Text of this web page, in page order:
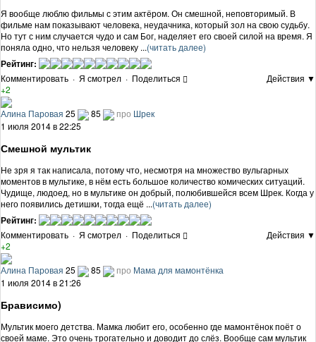
Я вообще люблю фильмы с этим актёром. Он смешной, неповторимый. В
фильме нам показывают человека, неудачника, который зол на свою судьбу.
Но тут с ним случается чудо и сам Бог, наделяет его своей силой на время. Я
поняла одно, что нельзя человеку ...(читать далее)
Рейтинг:
Комментировать · Я смотрел · Поделиться
Действия ▼
+2
Алина Паровая 25 85 про Шрек
1 июля 2014 в 22:25
Смешной мультик
Не зря я так написала, потому что, несмотря на множество вульгарных
моментов в мультике, в нём есть большое количество комических ситуаций.
Чудище, людоед, но в мультике он добрый, полюбившейся всем Шрек. Когда у
него появились детишки, тогда ещё ...(читать далее)
Рейтинг:
Комментировать · Я смотрел · Поделиться
Действия ▼
+2
Алина Паровая 25 85 про Мама для мамонтёнка
1 июля 2014 в 21:26
Брависимо)
Мультик моего детства. Мамка любит его, особенно где мамонтёнок поёт о
своей маме. Это очень трогательно и доводит до слёз. Вообще сам мультик